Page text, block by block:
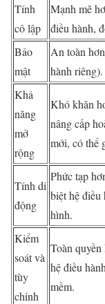
Tính
cô lập
Mạnh mẽ
điều hành,
Bảo
mật
An toàn
hành riêng).
Khả
năng
mở
rộng
Khó khăn
nâng cấp
mới, có thể
Tính di
động
Phức tạp
biệt hệ điều
hình.
Kiểm
soát và
tùy
chỉnh
Toàn quyền
hệ điều
mềm.